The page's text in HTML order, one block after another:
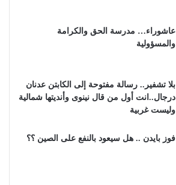
عاشوراء… مدرسة الحق والكرامة
والمسؤولية
بلا تشفير.. رسالة مفتوحة إلى الكابتن عدنان
درجال..انت أول من قال نينوى وأنديتها شمالية
وليست غربية
فوز بايدن .. هل سيعود بالنفع على الصين ؟؟